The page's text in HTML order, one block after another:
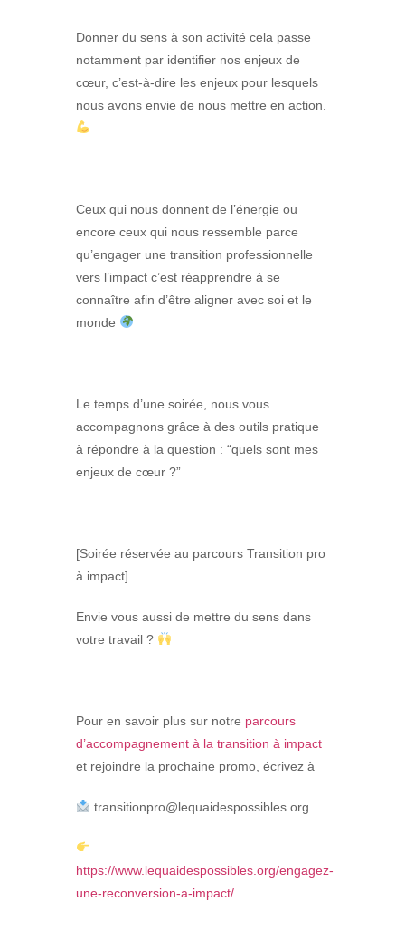
Donner du sens à son activité cela passe
notamment par identifier nos enjeux de
cœur, c’est-à-dire les enjeux pour lesquels
nous avons envie de nous mettre en action.
Ceux qui nous donnent de l’énergie ou
encore ceux qui nous ressemble parce
qu’engager une transition professionnelle
vers l’impact c’est réapprendre à se
connaître afin d’être aligner avec soi et le
monde
Le temps d’une soirée, nous vous
accompagnons grâce à des outils pratique
à répondre à la question : “quels sont mes
enjeux de cœur ?”
[Soirée réservée au parcours Transition pro
à impact]
Envie vous aussi de mettre du sens dans
votre travail ?
Pour en savoir plus sur notre parcours
d’accompagnement à la transition à impact
et rejoindre la prochaine promo, écrivez à
transitionpro@lequaidespossibles.org
https://www.lequaidespossibles.org/engagez-
une-reconversion-a-impact/